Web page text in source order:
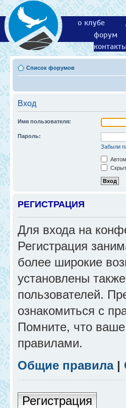
о клубе
форум
Список форумов
Вход
Имя пользователя:
Пароль:
Забыли
РЕГИСТРАЦИЯ
Для входа на
Регистрация
более широкие
установлены
пользователей.
ознакомиться с
Помните, что
правилами.
Общие правила|
Регистрация